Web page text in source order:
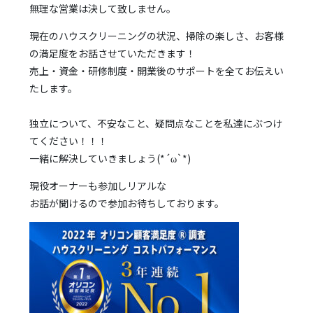
無理な営業は決して致しません。
現在のハウスクリーニングの状況、掃除の楽しさ、お客様
の満足度をお話させていただきます！
売上・資金・研修制度・開業後のサポートを全てお伝えい
たします。
独立について、不安なこと、疑問点なことを私達にぶつけ
てください！！！
一緒に解決していきましょう(*´ω`*)
現役オーナーも参加しリアルな
お話が聞けるので参加お待ちしております。